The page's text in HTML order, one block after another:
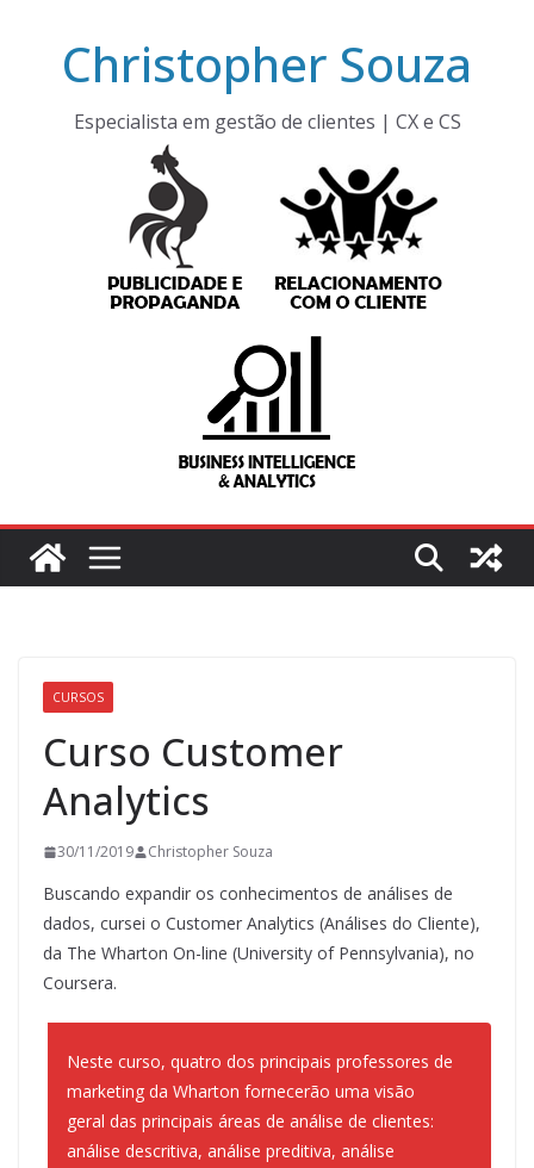
conteúdo
Christopher Souza
Especialista em gestão de clientes | CX e CS
CURSOS
Curso Customer
Analytics
30/11/2019 Christopher Souza
Buscando expandir os conhecimentos de análises de
dados, cursei o Customer Analytics (Análises do Cliente),
da The Wharton On-line (University of Pennsylvania), no
Coursera.
Neste curso, quatro dos principais professores de
marketing da Wharton fornecerão uma visão
geral das principais áreas de análise de clientes:
análise descritiva, análise preditiva, análise